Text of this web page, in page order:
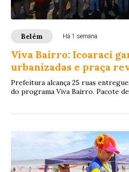
Belém Há 1 semana
Viva Bairro: Icoaraci
urbanizadas e praça
Prefeitura alcança 25 ruas
do programa Viva Bairro. Pacote